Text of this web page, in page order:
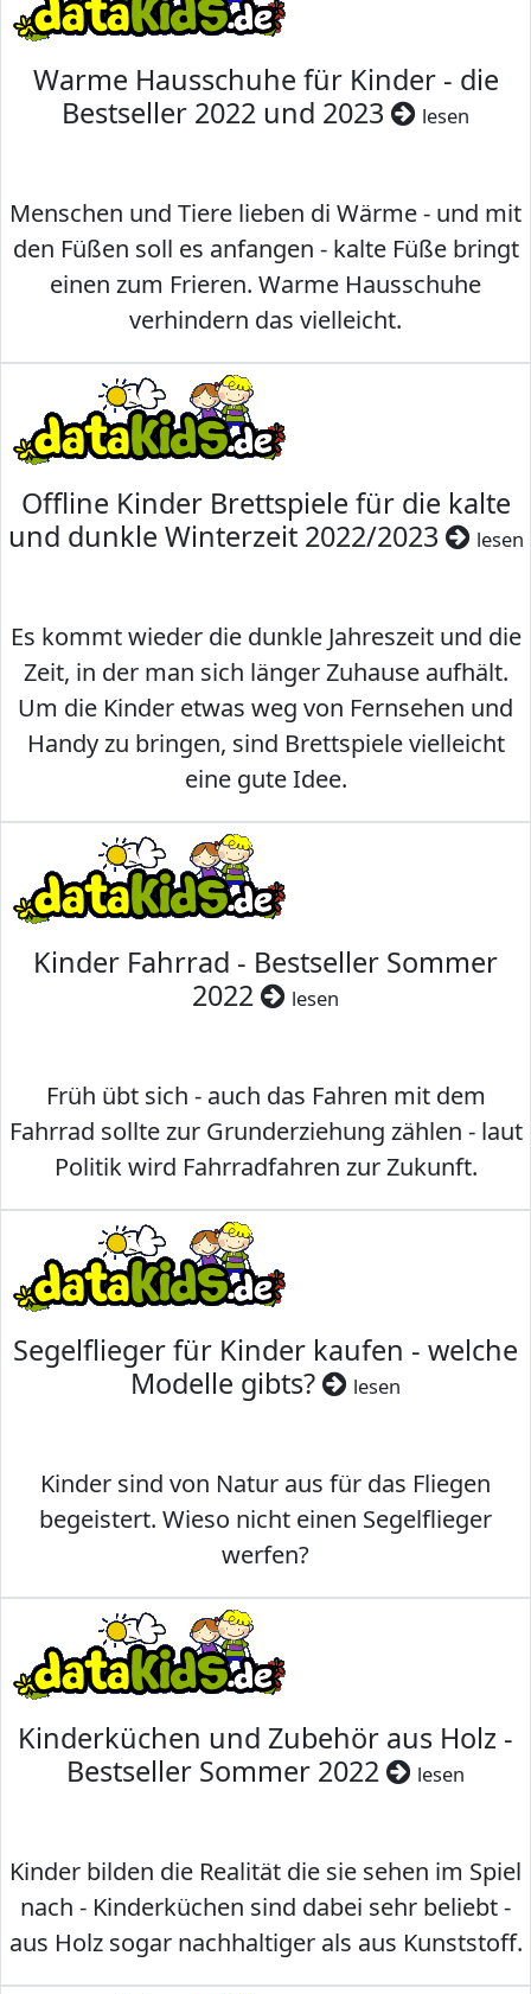
Warme Hausschuhe für Kinder - die
Bestseller 2022 und 2023
lesen
Menschen und Tiere lieben di Wärme - und mit
den Füßen soll es anfangen - kalte Füße bringt
einen zum Frieren. Warme Hausschuhe
verhindern das vielleicht.
Offline Kinder Brettspiele für die kalte
und dunkle Winterzeit 2022/2023
lesen
Es kommt wieder die dunkle Jahreszeit und die
Zeit, in der man sich länger Zuhause aufhält.
Um die Kinder etwas weg von Fernsehen und
Handy zu bringen, sind Brettspiele vielleicht
eine gute Idee.
Kinder Fahrrad - Bestseller Sommer
2022
lesen
Früh übt sich - auch das Fahren mit dem
Fahrrad sollte zur Grunderziehung zählen - laut
Politik wird Fahrradfahren zur Zukunft.
Segelflieger für Kinder kaufen - welche
Modelle gibts?
lesen
Kinder sind von Natur aus für das Fliegen
begeistert. Wieso nicht einen Segelflieger
werfen?
Kinderküchen und Zubehör aus Holz -
Bestseller Sommer 2022
lesen
Kinder bilden die Realität die sie sehen im Spiel
nach - Kinderküchen sind dabei sehr beliebt -
aus Holz sogar nachhaltiger als aus Kunststoff.